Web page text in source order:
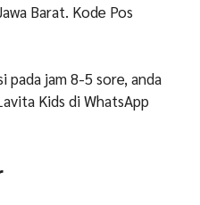
Barat. Kode Pos
pada jam 8-5 sore, anda
Kids di WhatsApp